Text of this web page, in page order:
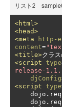
リスト2
<html>
<head>
<meta
http-
content=
<title>クラ
<script type
release-
djConfig
<script type
    dojo
.
    dojo
.